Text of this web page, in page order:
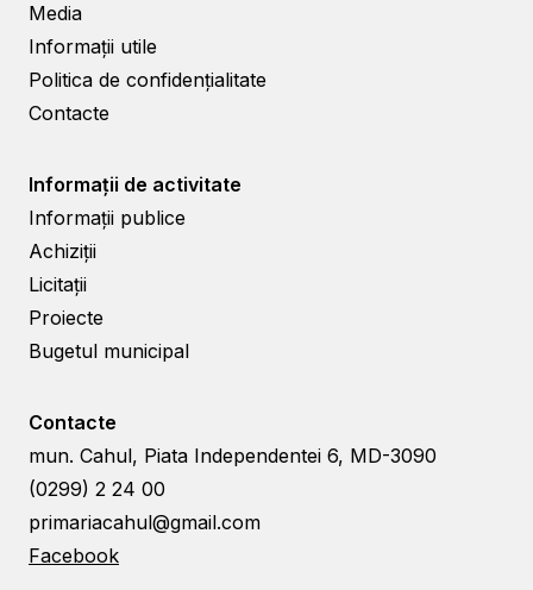
Media
Informații utile
Politica de confidențialitate
Contacte
Informații de activitate
Informații publice
Achiziții
Licitații
Proiecte
Bugetul municipal
Contacte
mun. Cahul, Piata Independentei 6, MD-3090
(0299) 2 24 00
primariacahul@gmail.com
Facebook